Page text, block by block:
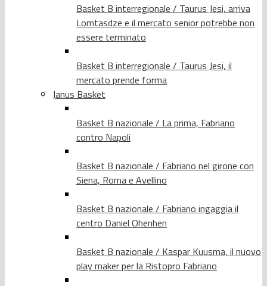
Basket B interregionale / Taurus Jesi, arriva
Lomtasdze e il mercato senior potrebbe non
essere terminato
Basket B interregionale / Taurus Jesi, il
mercato prende forma
Janus Basket
Basket B nazionale / La prima, Fabriano
contro Napoli
Basket B nazionale / Fabriano nel girone con
Siena, Roma e Avellino
Basket B nazionale / Fabriano ingaggia il
centro Daniel Ohenhen
Basket B nazionale / Kaspar Kuusma, il nuovo
play maker per la Ristopro Fabriano